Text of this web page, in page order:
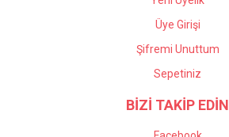
Üye Girişi
Şifremi Unuttum
Sepetiniz
BİZİ TAKİP EDİN